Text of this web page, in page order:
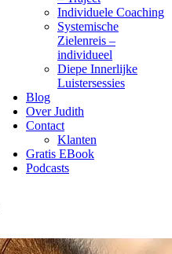
Individuele Coaching
Systemische
Zielenreis –
individueel
Diepe Innerlijke
Luistersessies
Blog
Over Judith
Contact
Klanten
Gratis EBook
Podcasts